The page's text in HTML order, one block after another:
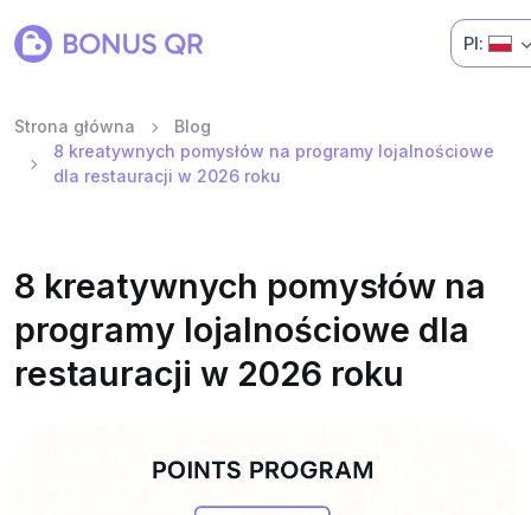
Pl:
Strona główna
Blog
8 kreatywnych pomysłów na programy lojalnościowe
dla restauracji w 2026 roku
8 kreatywnych pomysłów na
programy lojalnościowe dla
restauracji w 2026 roku